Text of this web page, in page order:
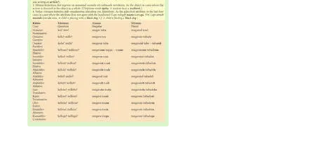
Ostoskori
Tilaus- ja sopimusehdot sekä tietosuojaseloste
Saavutettavuusseloste